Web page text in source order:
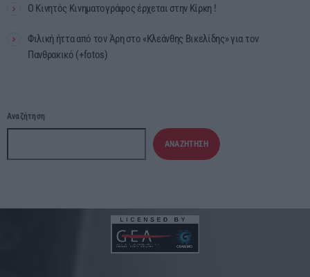
Ο Κινητός Κινηματογράφος έρχεται στην Κίρκη !
Φιλική ήττα από τον Άρη στο «Κλεάνθης Βικελίδης» για τον
Πανθρακικό (+fotos)
Αναζήτηση
ΑΝΑΖΉΤΗΣΗ